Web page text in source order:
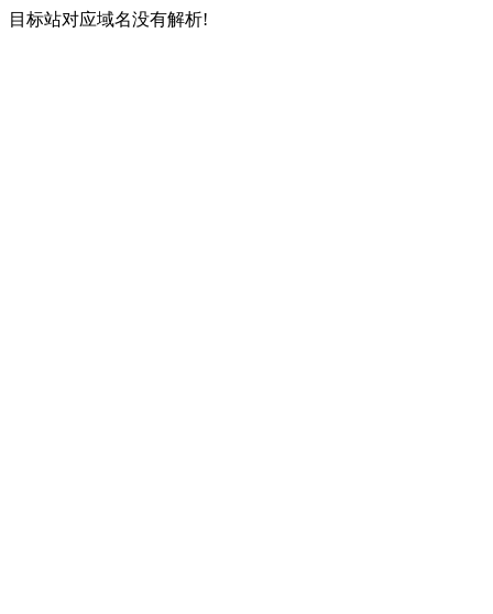
目标站对应域名没有解析!